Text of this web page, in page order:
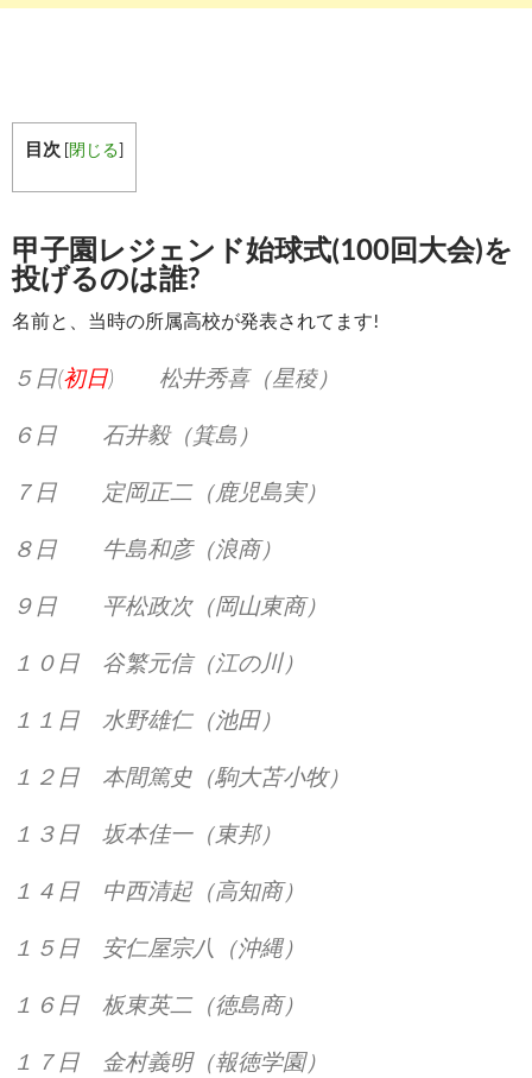
目次 [閉じる]
甲子園レジェンド始球式(100回大会)を
投げるのは誰?
名前と、当時の所属高校が発表されてます!
５日(初日) 松井秀喜（星稜）
６日 石井毅（箕島）
７日 定岡正二（鹿児島実）
８日 牛島和彦（浪商）
９日 平松政次（岡山東商）
１０日 谷繁元信（江の川）
１１日 水野雄仁（池田）
１２日 本間篤史（駒大苫小牧）
１３日 坂本佳一（東邦）
１４日 中西清起（高知商）
１５日 安仁屋宗八（沖縄）
１６日 板東英二（徳島商）
１７日 金村義明（報徳学園）